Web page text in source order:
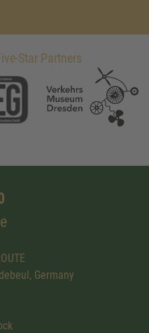
Star Partners
Germany